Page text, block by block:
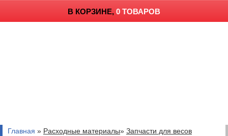
В КОРЗИНЕ, 0 ТОВАРОВ
Главная » Расходные материалы» Запчасти для весов